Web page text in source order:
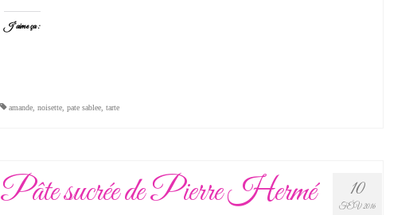
J’aime ça :
amande, noisette, pate sablee, tarte
10
FÉV 2016
Pâte sucrée de Pierre Hermé